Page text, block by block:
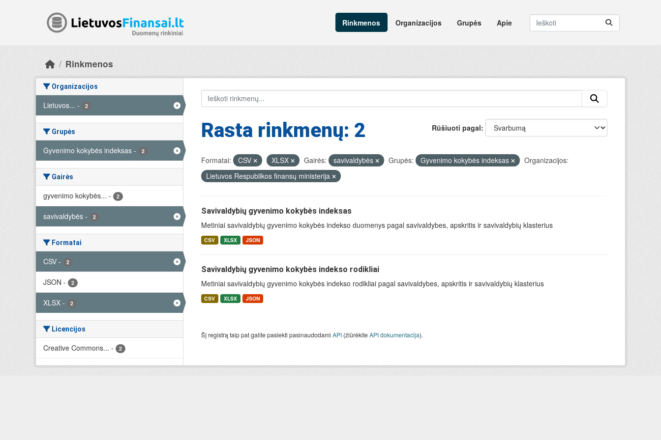
Rinkmenos
Organizacijos Grupės Apie
Rinkmenos
Organizacijos
Lietuvos... - 2
Grupės
Gyvenimo kokybės indeksas - 2
Gairės
gyvenimo kokybės... - 2
savivaldybės - 2
Formatai
CSV - 2
JSON - 2
XLSX - 2
Licencijos
Creative Commons... - 2
Rūšiuoti pagal
Rasta rinkmenų: 2
Formatai: CSV XLSX Gairės: savivaldybės Grupės: Gyvenimo kokybės indeksas
Organizacijos:
Lietuvos Respublikos finansų ministerija
Savivaldybių gyvenimo kokybės indeksas
Metiniai savivaldybių gyvenimo kokybės indekso duomenys pagal savivaldybes, apskritis ir savivaldybių klasterius
CSV XLSX JSON
Savivaldybių gyvenimo kokybės indekso rodikliai
Metiniai savivaldybių gyvenimo kokybės indekso rodikliai pagal savivaldybes, apskritis ir savivaldybių klasterius
CSV XLSX JSON
Šį registrą taip pat galite pasiekti pasinaudodami API(žiūrėkiteAPI dokumentacija).